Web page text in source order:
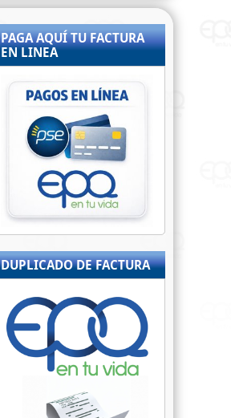
PAGA AQUÍ TU FACTURA
EN LINEA
DUPLICADO DE FACTURA